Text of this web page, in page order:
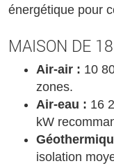
énergétique pour
MAISON DE
Air-air : 10
zones.
Air-eau : 16
kW
isolation